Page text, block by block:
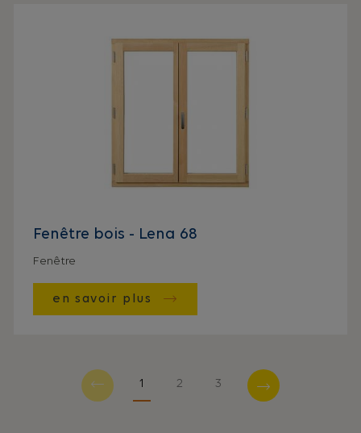
Fenêtre bois - Lena 68
Fenêtre
en savoir plus
1 2 3